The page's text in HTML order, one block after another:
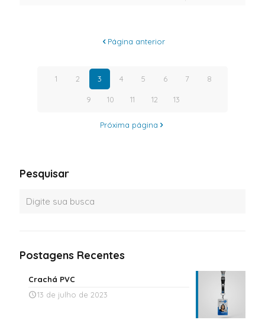
Página anterior
1 2 3 4 5 6 7 8
9 10 11 12 13
Próxima página
Pesquisar
Postagens Recentes
Crachá PVC
13 de julho de 2023